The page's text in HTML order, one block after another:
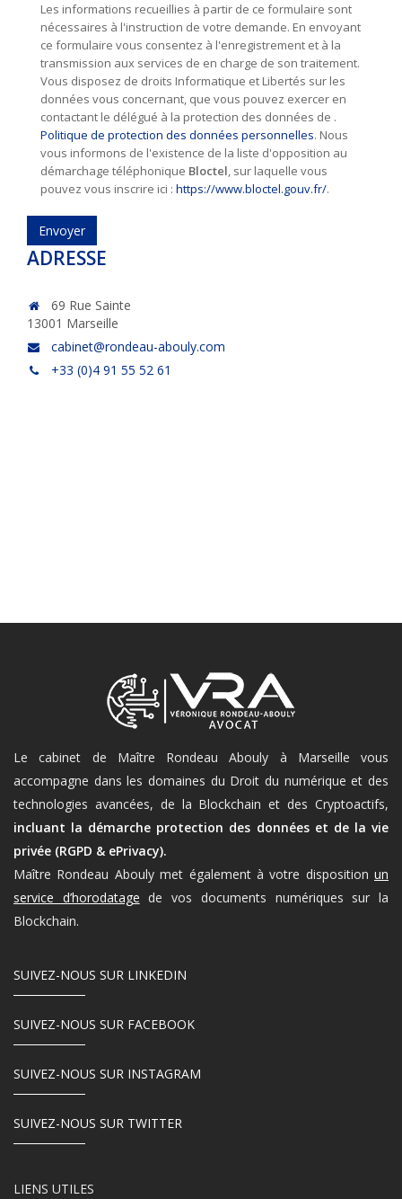
Les informations recueillies à partir de ce formulaire sont
nécessaires à l'instruction de votre demande. En envoyant
ce formulaire vous consentez à l'enregistrement et à la
transmission aux services de en charge de son traitement.
Vous disposez de droits Informatique et Libertés sur les
données vous concernant, que vous pouvez exercer en
contactant le délégué à la protection des données de .
Politique de protection des données personnelles. Nous
vous informons de l'existence de la liste d'opposition au
démarchage téléphonique Bloctel, sur laquelle vous
pouvez vous inscrire ici : https://www.bloctel.gouv.fr/.
Envoyer
ADRESSE
69 Rue Sainte
13001 Marseille
cabinet@rondeau-abouly.com
+33 (0)4 91 55 52 61
Le cabinet de Maître Rondeau Abouly à Marseille vous
accompagne dans les domaines du Droit du numérique et des
technologies avancées, de la Blockchain et des Cryptoactifs,
incluant la démarche protection des données et de la vie
privée (RGPD & ePrivacy).
Maître Rondeau Abouly met également à votre disposition un
service d’horodatage de vos documents numériques sur la
Blockchain.
SUIVEZ-NOUS SUR LINKEDIN
SUIVEZ-NOUS SUR FACEBOOK
SUIVEZ-NOUS SUR INSTAGRAM
SUIVEZ-NOUS SUR TWITTER
LIENS UTILES